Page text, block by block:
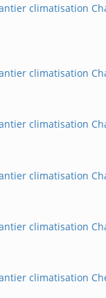
climatisation
climatisation
climatisation
climatisation
climatisation
climatisation